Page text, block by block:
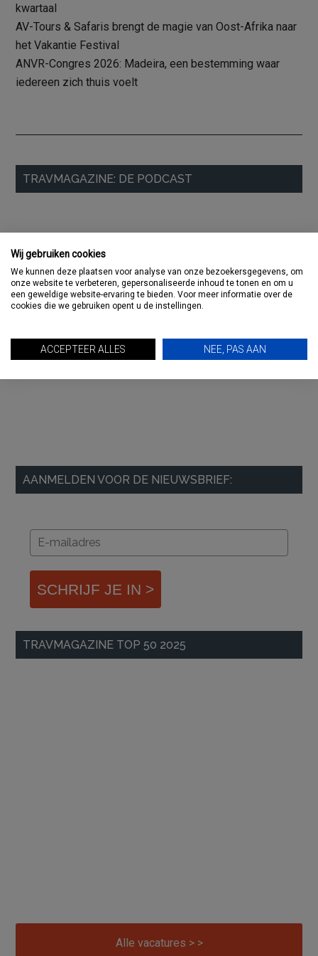
kwartaal
AV-Tours & Safaris brengt de magie van Oost-Afrika naar
het Vakantie Festival
ANVR-Congres 2026: Madeira, een bestemming waar
iedereen zich thuis voelt
Primaire
Sidebar
TRAVMAGAZINE: DE PODCAST
AANMELDEN VOOR DE NIEUWSBRIEF:
SCHRIJF JE IN >
TRAVMAGAZINE TOP 50 2025
Alle vacatures > >
Wij gebruiken cookies
We kunnen deze plaatsen voor analyse van onze bezoekersgegevens, om
onze website te verbeteren, gepersonaliseerde inhoud te tonen en om u
een geweldige website-ervaring te bieden. Voor meer informatie over de
cookies die we gebruiken opent u de instellingen.
ACCEPTEER ALLES NEE, PAS AAN